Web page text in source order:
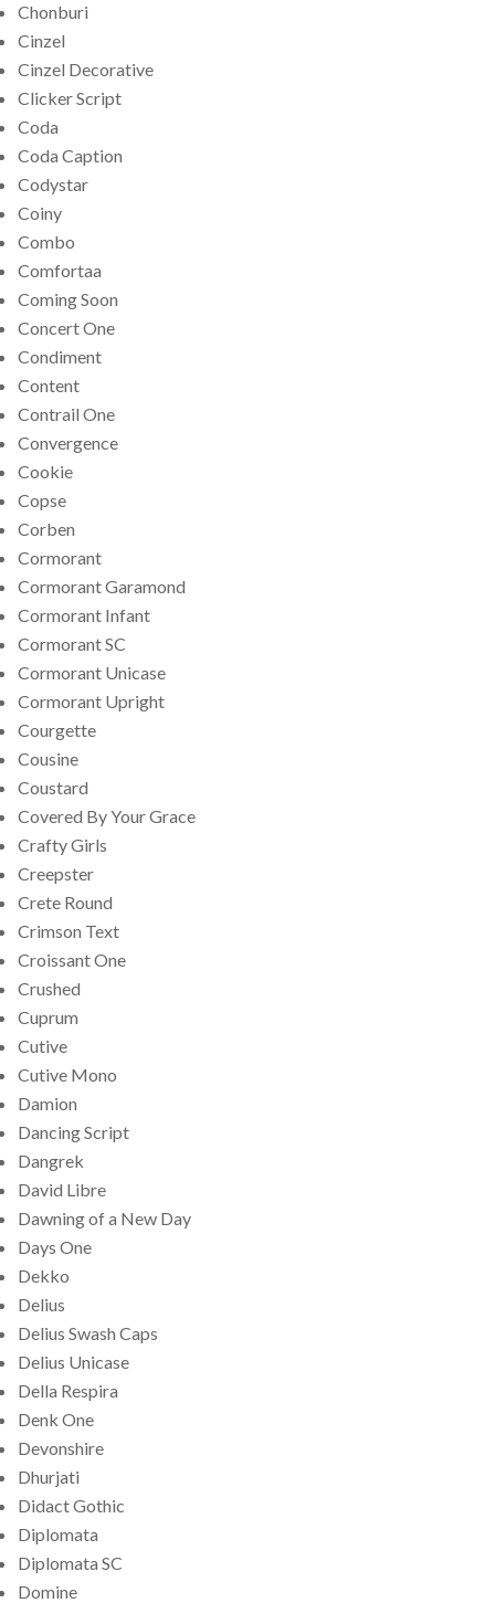
Chonburi
Cinzel
Cinzel Decorative
Clicker Script
Coda
Coda Caption
Codystar
Coiny
Combo
Comfortaa
Coming Soon
Concert One
Condiment
Content
Contrail One
Convergence
Cookie
Copse
Corben
Cormorant
Cormorant Garamond
Cormorant Infant
Cormorant SC
Cormorant Unicase
Cormorant Upright
Courgette
Cousine
Coustard
Covered By Your Grace
Crafty Girls
Creepster
Crete Round
Crimson Text
Croissant One
Crushed
Cuprum
Cutive
Cutive Mono
Damion
Dancing Script
Dangrek
David Libre
Dawning of a New Day
Days One
Dekko
Delius
Delius Swash Caps
Delius Unicase
Della Respira
Denk One
Devonshire
Dhurjati
Didact Gothic
Diplomata
Diplomata SC
Domine